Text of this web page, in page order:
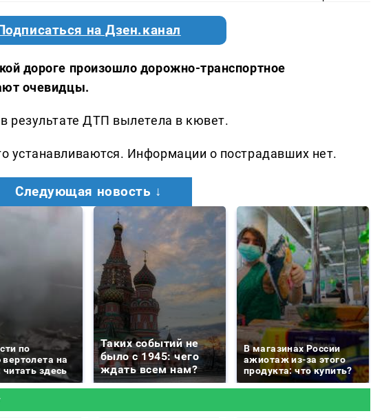
Подписаться на Дзен.канал
дороге произошло дорожно-транспортное
очевидцы.
результате ДТП вылетела в кювет.
устанавливаются. Информации о пострадавших нет.
Следующая новость ↓
по
на
здесь
Таких событий не
было с 1945: чего
ждать всем нам?
В магазинах России
ажиотаж из-за этого
продукта: что купить?